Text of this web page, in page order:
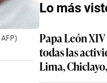
Lo más
Papa León
todas las
Lima,